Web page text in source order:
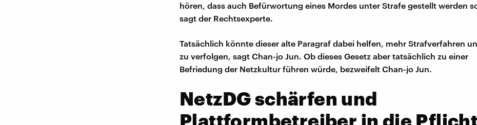
hören, dass auch Befürwortung eines Mordes unter Strafe gestellt werden
sagt der Rechtsexperte.
Tatsächlich könnte dieser alte Paragraf dabei helfen, mehr Strafverfahren
zu verfolgen, sagt Chan-jo Jun. Ob dieses Gesetz aber tatsächlich zu einer
Befriedung der Netzkultur führen würde, bezweifelt Chan-jo Jun.
NetzDG schärfen und
Plattformbetreiber in die